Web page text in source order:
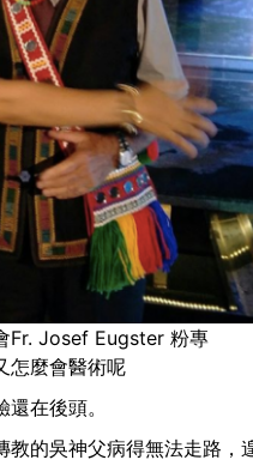
Fr. Josef Eugster 粉專
怎麼會醫術呢
在後頭。
的吳神父病得無法走路，